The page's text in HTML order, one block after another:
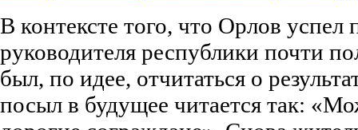
В контексте того, что Орлов успел
руководителя республики почти
был, по идее, отчитаться о
посыл в будущее читается так: